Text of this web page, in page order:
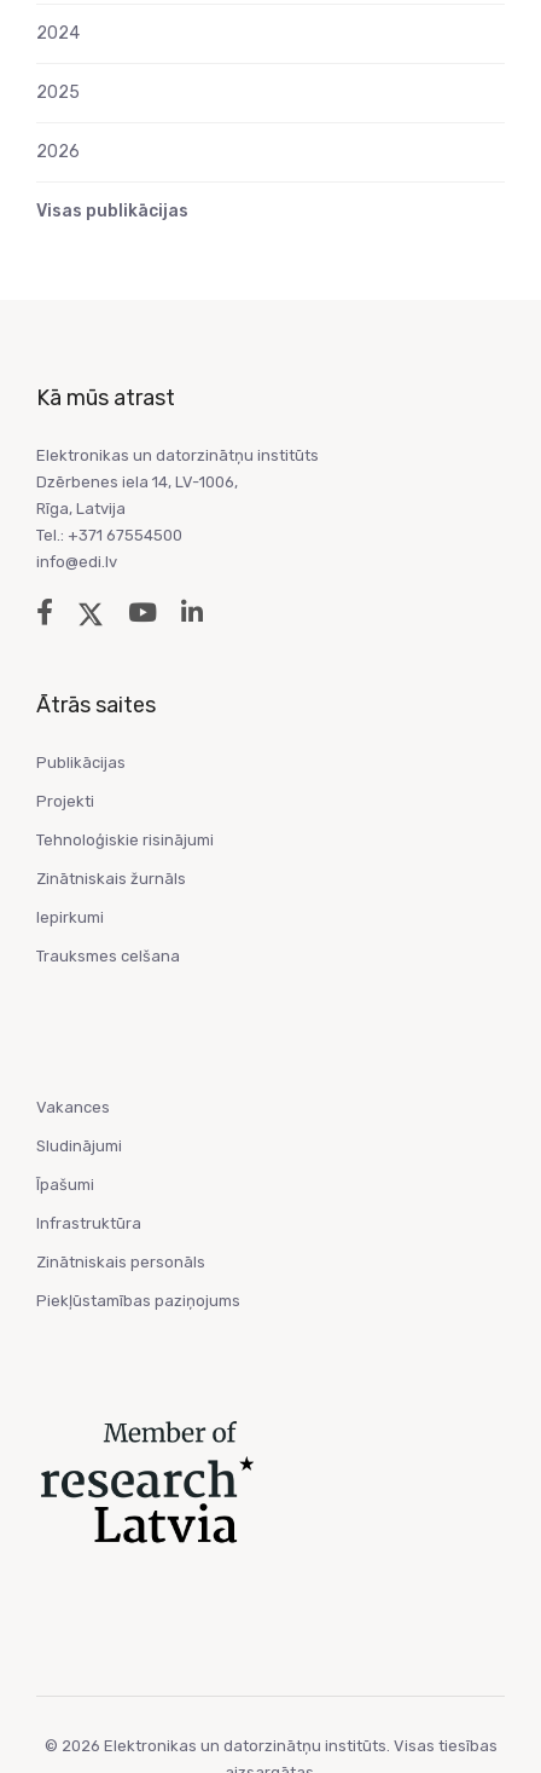
2024
2025
2026
Visas publikācijas
Kā mūs atrast
Elektronikas un datorzinātņu institūts
Dzērbenes iela 14, LV-1006,
Rīga, Latvija
Tel.: +371 67554500
info@edi.lv
Ātrās saites
Publikācijas
Projekti
Tehnoloģiskie risinājumi
Zinātniskais žurnāls
Iepirkumi
Trauksmes celšana
Vakances
Sludinājumi
Īpašumi
Infrastruktūra
Zinātniskais personāls
Piekļūstamības paziņojums
© 2026 Elektronikas un datorzinātņu institūts. Visas tiesības